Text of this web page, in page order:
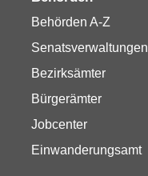
Behörden A-Z
Senatsverwaltungen
Bezirksämter
Bürgerämter
Jobcenter
Einwanderungsamt